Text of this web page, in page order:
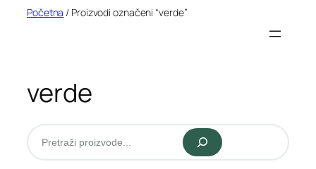
Početna / Proizvodi označeni “verde”
verde
Pretraži